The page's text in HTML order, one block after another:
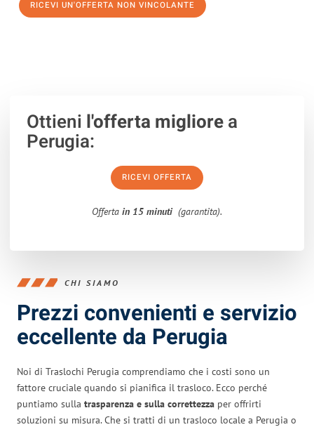
RICEVI UN'OFFERTA NON VINCOLANTE
Ottieni l'offerta migliorea
Perugia:
RICEVI OFFERTA
Offerta in 15 minuti (garantita).
CHI SIAMO
Prezzi convenienti e servizio
eccellente da Perugia
Noi di Traslochi Perugia comprendiamo che i costi sono un
fattore cruciale quando si pianifica il trasloco. Ecco perché
puntiamo sulla trasparenza e sulla correttezza per offrirti
soluzioni su misura. Che si tratti di un trasloco locale a Perugia o